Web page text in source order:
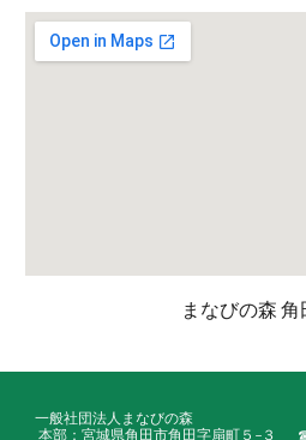
まなびの森 角
一般社団法人まなびの森
本部：宮城県角田市角田字扇町５−３